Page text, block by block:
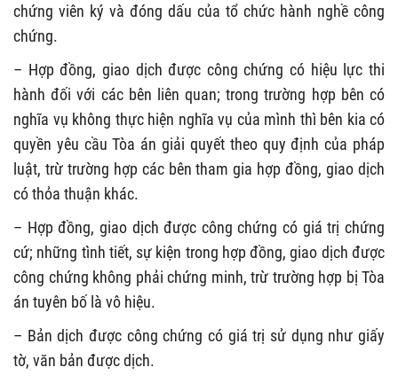
chứng viên ký và đóng dấu của tổ chức hành nghề công
chứng.
– Hợp đồng, giao dịch được công chứng có hiệu lực thi
hành đối với các bên liên quan; trong trường hợp bên có
nghĩa vụ không thực hiện nghĩa vụ của mình thì bên kia có
quyền yêu cầu Tòa án giải quyết theo quy định của pháp
luật, trừ trường hợp các bên tham gia hợp đồng, giao dịch
có thỏa thuận khác.
– Hợp đồng, giao dịch được công chứng có giá trị chứng
cứ; những tình tiết, sự kiện trong hợp đồng, giao dịch được
công chứng không phải chứng minh, trừ trường hợp bị Tòa
án tuyên bố là vô hiệu.
– Bản dịch được công chứng có giá trị sử dụng như giấy
tờ, văn bản được dịch.